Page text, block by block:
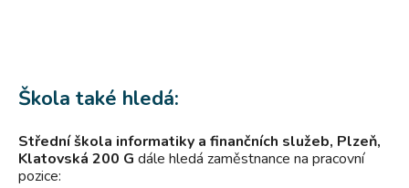
Škola také hledá:
Střední škola informatiky a finančních služeb, Plzeň,
Klatovská 200 G dále hledá zaměstnance na pracovní
pozice: